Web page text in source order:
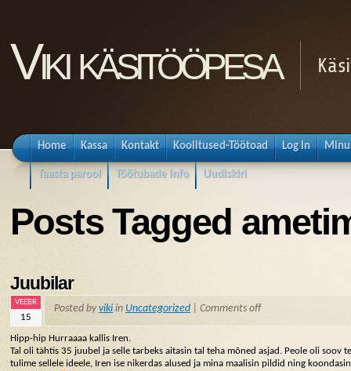
Viki käsitööpesa
Home Kassa Kontakt Koolitused-Töötoad Log In
Taasta parool Töötubade info Uudiskiri
Posts Tagged
Juubilar
VEEBR
15
Posted byviki in Uncategorized Comments off
Hipp-hip Hurraaaa kallis Iren.
Tal oli tähtis 35 juubel ja selle tarbeks aitasin tal teha mõned asjad. Peole oli soov
tulime sellele ideele, Iren ise nikerdas alused ja mina maalisin pildid ning